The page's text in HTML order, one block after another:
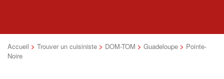
Accueil > Trouver un cuisiniste > DOM-TOM > Guadeloupe > Pointe-
Noire